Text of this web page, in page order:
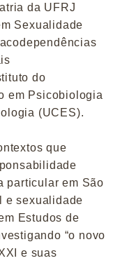
da UFRJ
Sexualidade
do
em Psicobiologia
(UCES).
que
particular em São
e sexualidade
Estudos de
“o novo
e suas